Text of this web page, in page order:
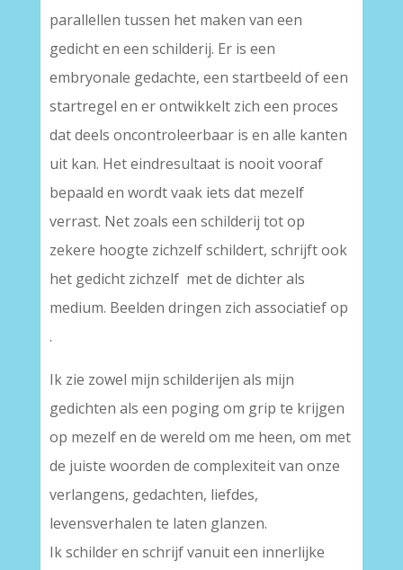
parallellen tussen het maken van een
gedicht en een schilderij. Er is een
embryonale gedachte, een startbeeld of een
startregel en er ontwikkelt zich een proces
dat deels oncontroleerbaar is en alle kanten
uit kan. Het eindresultaat is nooit vooraf
bepaald en wordt vaak iets dat mezelf
verrast. Net zoals een schilderij tot op
zekere hoogte zichzelf schildert, schrijft ook
het gedicht zichzelf met de dichter als
medium. Beelden dringen zich associatief op
.
Ik zie zowel mijn schilderijen als mijn
gedichten als een poging om grip te krijgen
op mezelf en de wereld om me heen, om met
de juiste woorden de complexiteit van onze
verlangens, gedachten, liefdes,
levensverhalen te laten glanzen.
Ik schilder en schrijf vanuit een innerlijke